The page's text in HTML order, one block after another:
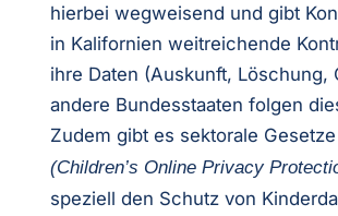
hierbei wegweisend und gibt
in Kalifornien weitreichende
ihre Daten (Auskunft, Löschung,
andere Bundesstaaten folgen
Zudem gibt es sektorale
(Children’s Online Privacy
speziell den Schutz von